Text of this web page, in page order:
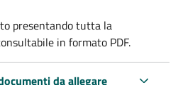
presentando tutta la
in formato PDF.
da allegare